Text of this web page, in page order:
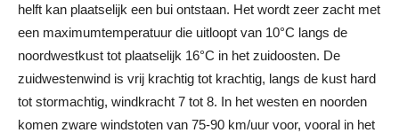
helft kan plaatselijk een bui ontstaan. Het wordt zeer zacht met
een maximumtemperatuur die uitloopt van 10°C langs de
noordwestkust tot plaatselijk 16°C in het zuidoosten. De
zuidwestenwind is vrij krachtig tot krachtig, langs de kust hard
tot stormachtig, windkracht 7 tot 8. In het westen en noorden
komen zware windstoten van 75-90 km/uur voor, vooral in het